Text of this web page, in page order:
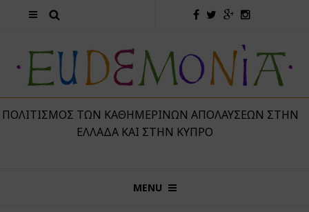
ΤΩΝ ΚΑΘΗΜΕΡΙΝΏΝ ΑΠΟΛΑΎΣΕΩΝ ΣΤΗΝ
ΕΛΛΆΔΑ ΚΑΙ ΣΤΗΝ ΚΎΠΡΟ
MENU